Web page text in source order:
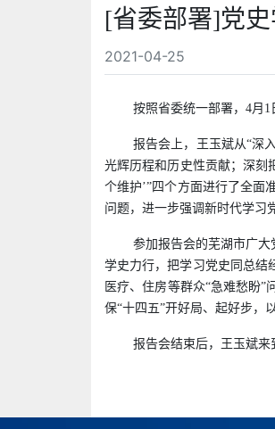
[省委部署]党
2021-04-25
按照省委统一部署，4月
报告会上，王玉斌从“深
光辉历程和历史性贡献；深刻
个维护’”四个方面进行了全面
问题，进一步强调新时代学习
参加报告会的芜湖市广大
学史力行，把学习党史同总结
医疗、住房等群众“急难愁盼
保“十四五”开好局、起好步，
报告会结束后，王玉斌来